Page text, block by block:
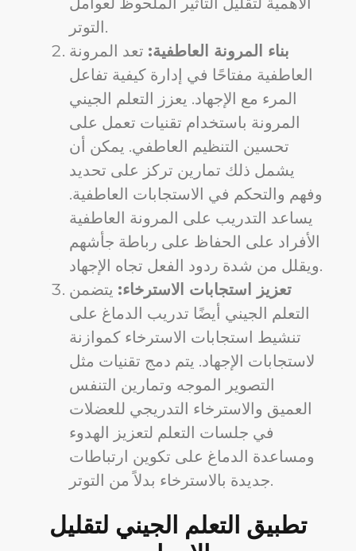
التوتر.
بناء المرونة العاطفية: تعد المرونة
العاطفية مفتاحًا في إدارة كيفية تفاعل
المرء مع الإجهاد. يعزز التعلم الجيني
المرونة باستخدام تقنيات تعمل على
تحسين التنظيم العاطفي. يمكن أن
يشمل ذلك تمارين تركز على تحديد
وفهم والتحكم في الاستجابات العاطفية.
يساعد التدريب على المرونة العاطفية
الأفراد على الحفاظ على رباطة جأشهم
ويقلل من شدة ردود الفعل تجاه الإجهاد.
تعزيز استجابات الاسترخاء: يتضمن
التعلم الجيني أيضًا تدريب الدماغ على
تنشيط استجابات الاسترخاء كموازنة
لاستجابات الإجهاد. يتم دمج تقنيات مثل
التصوير الموجه وتمارين التنفس
العميق والاسترخاء التدريجي للعضلات
في جلسات التعلم لتعزيز الهدوء
ومساعدة الدماغ على تكوين ارتباطات
جديدة بالاسترخاء بدلاً من التوتر.
تطبيق التعلم الجيني لتقليل